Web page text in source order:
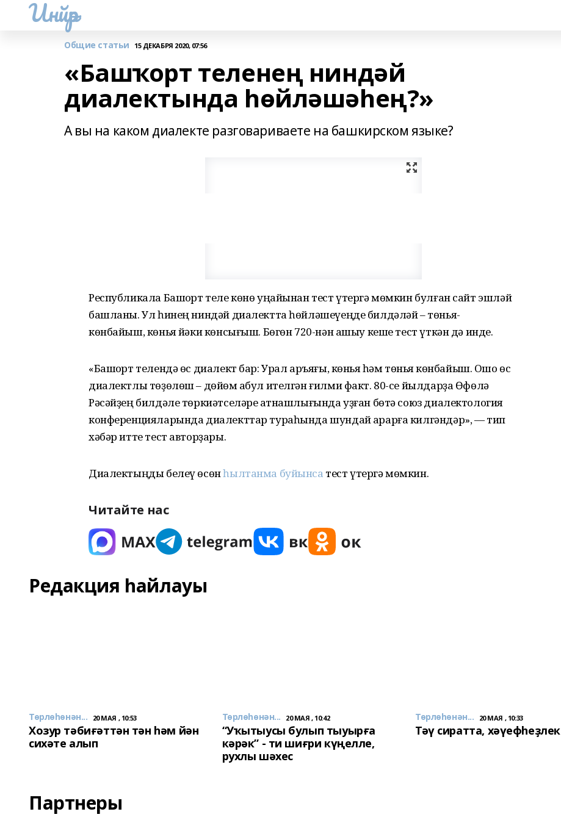
Инйәр
Общие статьи 15 ДЕКАБРЯ 2020, 07:56
«Башҡорт теленең ниндәй
диалектында һөйләшәһең?»
А вы на каком диалекте разговариваете на башкирском языке?
Республикала Башҡорт теле көнө уңайынан тест үтергә мөмкин булған сайт эшләй
башланы. Ул һинең ниндәй диалектта һөйләшеүеңде билдәләй – төньяҡ-
көнбайыш, көньяҡ йәки көнсығыш. Бөгөн 720-нән ашыу кеше тест үткән дә инде.
«Башҡорт телендә өс диалект бар: Урал аръяғы, көньяҡ һәм төньяҡ көнбайыш. Ошо өс
диалектлы төҙөлөш – дөйөм ҡабул ителгән ғилми факт. 80-се йылдарҙа Өфөлә
Рәсәйҙең билдәле төркиәтселәре ҡатнашлығында уҙған бөтә союз диалектология
конференцияларында диалекттар тураһында шундай ҡарарға килгәндәр», — тип
хәбәр итте тест авторҙары.
Диалектыңды белеү өсөнһылтанма буйынса тест үтергә мөмкин.
Читайте нас
Редакция һайлауы
Төрлөһөнән... 20 МАЯ , 10:53
Хозур тәбиғәттән тән һәм йән
сихәте алып
Төрлөһөнән... 20 МАЯ , 10:42
“Уҡытыусы булып тыуырға
кәрәк” - ти шиғри күңелле,
рухлы шәхес
Төрлөһөнән... 20 МАЯ , 10:33
Тәү сиратта, хәүефһеҙлек
Партнеры